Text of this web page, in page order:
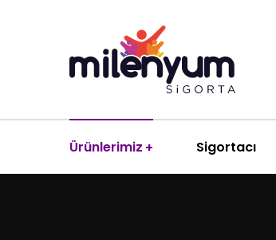
Ürünlerimiz Sigortacı